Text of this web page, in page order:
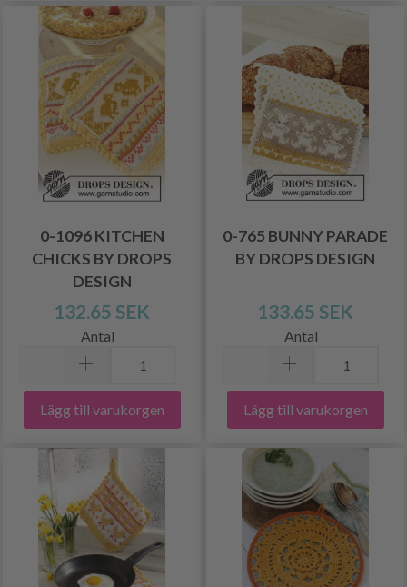
0-1096 KITCHEN
CHICKS BY DROPS
DESIGN
132.65 SEK
Antal
Lägg till varukorgen
0-765 BUNNY PARADE
BY DROPS DESIGN
133.65 SEK
Antal
Lägg till varukorgen